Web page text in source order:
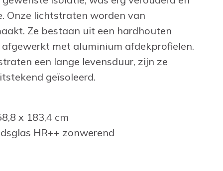
Onze lichtstraten worden van
Ze bestaan uit een hardhouten
met aluminium afdekprofielen.
een lange levensduur, zijn ze
geïsoleerd.
x 183,4 cm
HR++ zonwerend